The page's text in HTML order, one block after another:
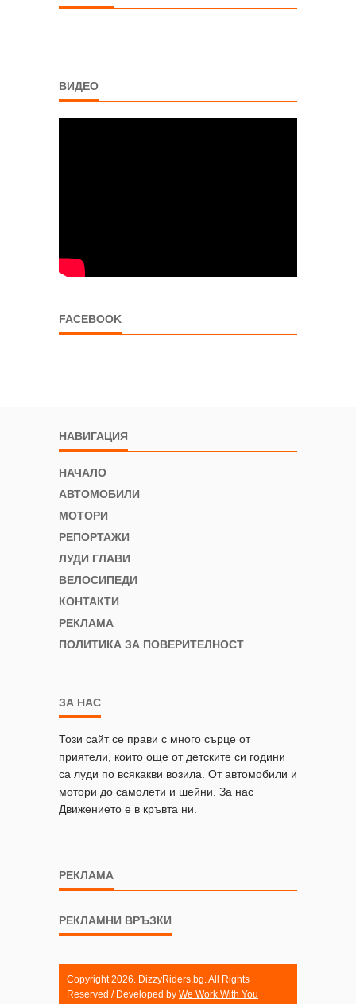
ВИДЕО
FACEBOOK
НАВИГАЦИЯ
НАЧАЛО
АВТОМОБИЛИ
МОТОРИ
РЕПОРТАЖИ
ЛУДИ ГЛАВИ
ВЕЛОСИПЕДИ
КОНТАКТИ
РЕКЛАМА
ПОЛИТИКА ЗА ПОВЕРИТЕЛНОСТ
ЗА НАС
Този сайт се прави с много сърце от
приятели, които още от детските си години
са луди по всякакви возила. От автомобили и
мотори до самолети и шейни. За нас
Движението е в кръвта ни.
РЕКЛАМА
РЕКЛАМНИ ВРЪЗКИ
Copyright 2026. DizzyRiders.bg. All Rights
Reserved / Developed by We Work With You